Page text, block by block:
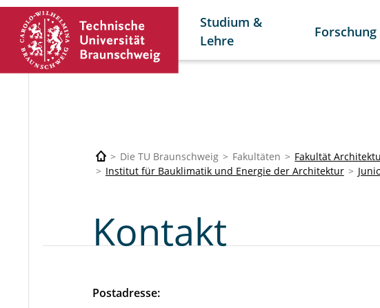
Studium &
Lehre
Forschung
Die TU Braunschweig Fakultäten Fakultät
Institut für Bauklimatik und Energie der Architektur
Kontakt
Postadresse: